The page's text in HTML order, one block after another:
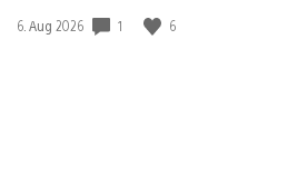
Veröffentlichungsdatum:
6. Aug 2026 1 6